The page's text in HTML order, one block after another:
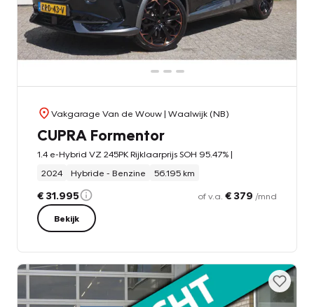
Vakgarage Van de Wouw| Waalwijk (NB)
CUPRA Formentor
1.4 e-Hybrid VZ 245PK Rijklaarprijs SOH 95.47% |
2024
Hybride - Benzine 56.195 km
€ 31.995 of v.a. € 379 /mnd
Bekijk